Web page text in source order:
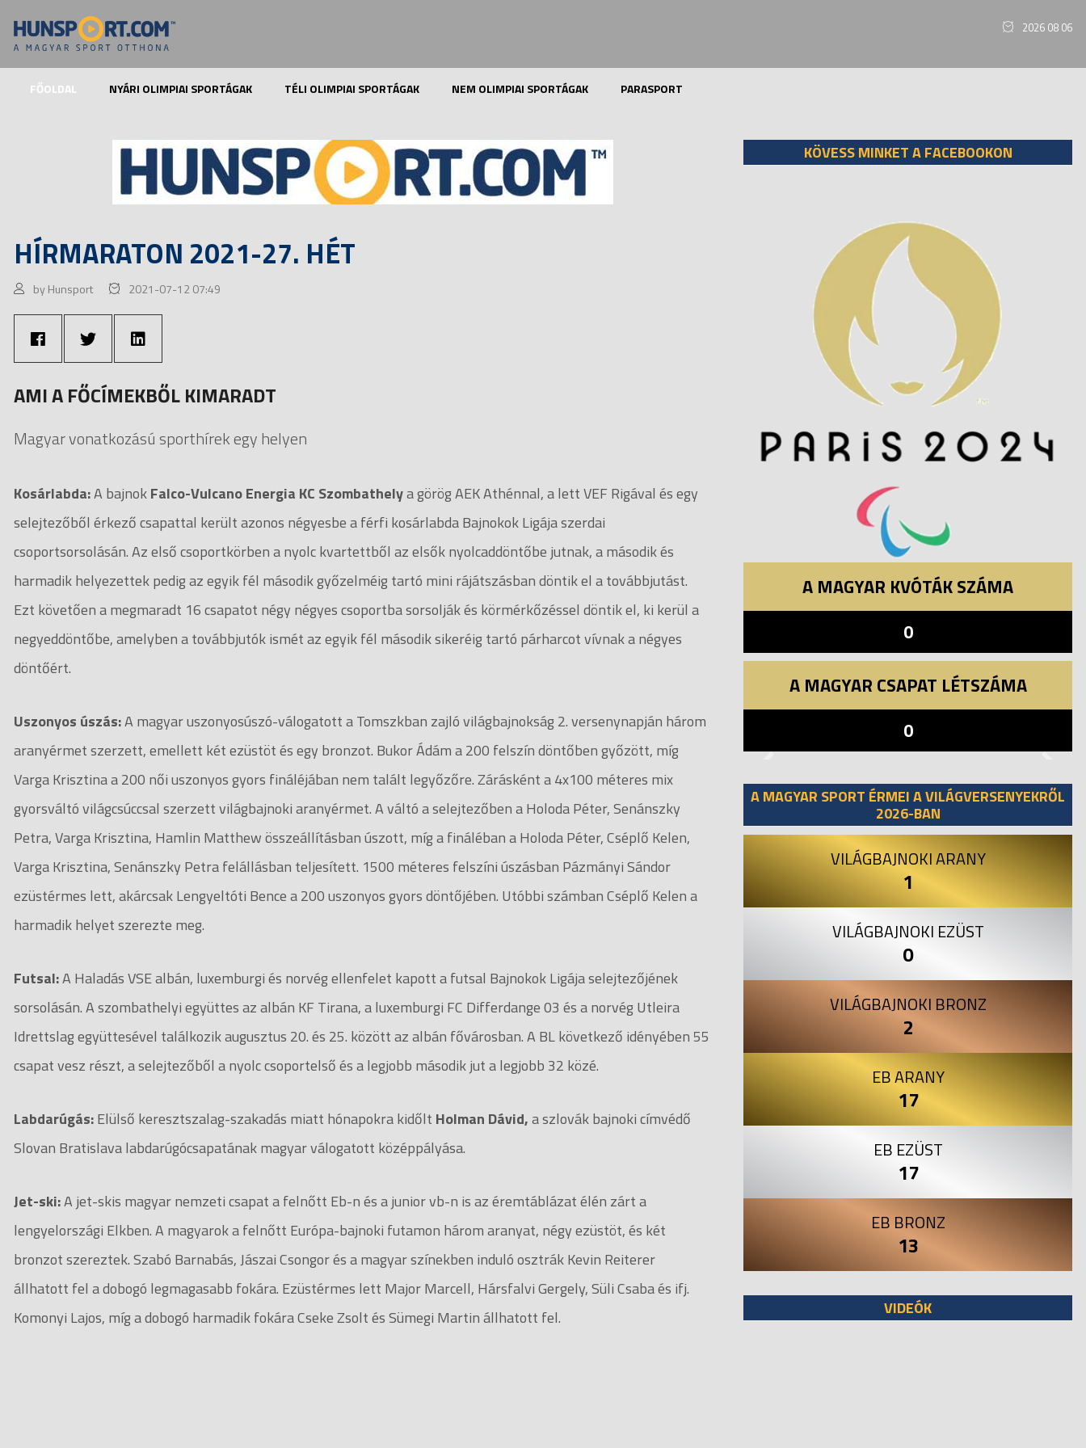
2026 08 06
FŐOLDAL NYÁRI OLIMPIAI SPORTÁGAK TÉLI OLIMPIAI SPORTÁGAK NEM OLIMPIAI SPORTÁGAK PARASPORT
HÍRMARATON 2021-27. HÉT
by Hunsport 2021-07-12 07:49
AMI A FŐCÍMEKBŐL KIMARADT
Magyar vonatkozású sporthírek egy helyen
Kosárlabda:A bajnokFalco-Vulcano Energia KC Szombathelya görög AEK Athénnal, a lett VEF Rigával és egy
selejtezőből érkező csapattal került azonos négyesbe a férfi kosárlabda Bajnokok Ligája szerdai
csoportsorsolásán. Az első csoportkörben a nyolc kvartettből az elsők nyolcaddöntőbe jutnak, a második és
harmadik helyezettek pedig az egyik fél második győzelméig tartó mini rájátszásban döntik el a továbbjutást.
Ezt követően a megmaradt 16 csapatot négy négyes csoportba sorsolják és körmérkőzéssel döntik el, ki kerül a
negyeddöntőbe, amelyben a továbbjutók ismét az egyik fél második sikeréig tartó párharcot vívnak a négyes
döntőért.
Uszonyos úszás:A magyar uszonyosúszó-válogatott a Tomszkban zajló világbajnokság 2. versenynapján három
aranyérmet szerzett, emellett két ezüstöt és egy bronzot. Bukor Ádám a 200 felszín döntőben győzött, míg
Varga Krisztina a 200 női uszonyos gyors fináléjában nem talált legyőzőre. Zárásként a 4x100 méteres mix
gyorsváltó világcsúccsal szerzett világbajnoki aranyérmet. A váltó a selejtezőben a Holoda Péter, Senánszky
Petra, Varga Krisztina, Hamlin Matthew összeállításban úszott, míg a fináléban a Holoda Péter, Cséplő Kelen,
Varga Krisztina, Senánszky Petra felállásban teljesített. 1500 méteres felszíni úszásban Pázmányi Sándor
ezüstérmes lett, akárcsak Lengyeltóti Bence a 200 uszonyos gyors döntőjében. Utóbbi számban Cséplő Kelen a
harmadik helyet szerezte meg.
Futsal:A Haladás VSE albán, luxemburgi és norvég ellenfelet kapott a futsal Bajnokok Ligája selejtezőjének
sorsolásán. A szombathelyi együttes az albán KF Tirana, a luxemburgi FC Differdange 03 és a norvég Utleira
Idrettslag együttesével találkozik augusztus 20. és 25. között az albán fővárosban. A BL következő idényében 55
csapat vesz részt, a selejtezőből a nyolc csoportelső és a legjobb második jut a legjobb 32 közé.
Labdarúgás:Elülső keresztszalag-szakadás miatt hónapokra kidőlt Holman Dávid,a szlovák bajnoki címvédő
Slovan Bratislava labdarúgócsapatának magyar válogatott középpályása.
Jet-ski:A jet-skis magyar nemzeti csapat a felnőtt Eb-n és a junior vb-n is az éremtáblázat élén zárt a
lengyelországi Elkben. A magyarok a felnőtt Európa-bajnoki futamon három aranyat, négy ezüstöt, és két
bronzot szereztek. Szabó Barnabás, Jászai Csongor és a magyar színekben induló osztrák Kevin Reiterer
állhatott fel a dobogó legmagasabb fokára. Ezüstérmes lett Major Marcell, Hársfalvi Gergely, Süli Csaba és ifj.
Komonyi Lajos, míg a dobogó harmadik fokára Cseke Zsolt és Sümegi Martin állhatott fel.
KÖVESS MINKET A FACEBOOKON
A MAGYAR KVÓTÁK SZÁMA
0
A MAGYAR CSAPAT LÉTSZÁMA
0
A MAGYAR SPORT ÉRMEI A VILÁGVERSENYEKRŐL
2026-BAN
VILÁGBAJNOKI ARANY
1
VILÁGBAJNOKI EZÜST
0
VILÁGBAJNOKI BRONZ
2
EB ARANY
17
EB EZÜST
17
EB BRONZ
13
VIDEÓK